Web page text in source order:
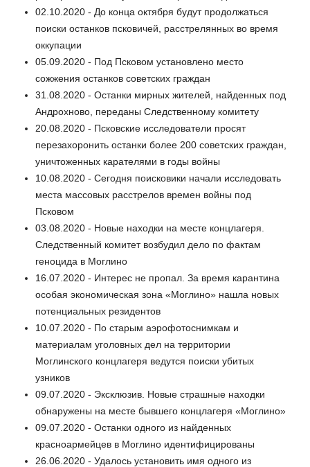
02.10.2020 - До конца октября будут продолжаться
поиски останков псковичей, расстрелянных во время
оккупации
05.09.2020 - Под Псковом установлено место
сожжения останков советских граждан
31.08.2020 - Останки мирных жителей, найденных под
Андрохново, переданы Следственному комитету
20.08.2020 - Псковские исследователи просят
перезахоронить останки более 200 советских граждан,
уничтоженных карателями в годы войны
10.08.2020 - Сегодня поисковики начали исследовать
места массовых расстрелов времен войны под
Псковом
03.08.2020 - Новые находки на месте концлагеря.
Следственный комитет возбудил дело по фактам
геноцида в Моглино
16.07.2020 - Интерес не пропал. За время карантина
особая экономическая зона «Моглино» нашла новых
потенциальных резидентов
10.07.2020 - По старым аэрофотоснимкам и
материалам уголовных дел на территории
Моглинского концлагеря ведутся поиски убитых
узников
09.07.2020 - Эксклюзив. Новые страшные находки
обнаружены на месте бывшего концлагеря «Моглино»
09.07.2020 - Останки одного из найденных
красноармейцев в Моглино идентифицированы
26.06.2020 - Удалось установить имя одного из